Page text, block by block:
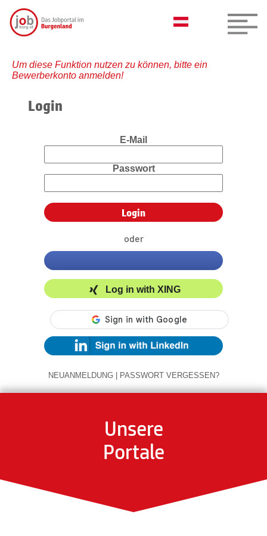
Um diese Funktion nutzen zu können, bitte ein
Bewerberkonto anmelden!
Login
E-Mail
Passwort
oder
Log in with XING
NEUANMELDUNG | PASSWORT VERGESSEN?
Unsere
Portale